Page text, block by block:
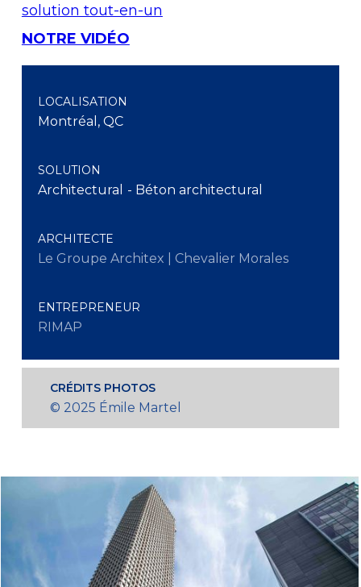
solution tout-en-un
NOTRE VIDÉO
LOCALISATION
Montréal, QC
SOLUTION
Architectural - Béton architectural
ARCHITECTE
Le Groupe Architex | Chevalier Morales
ENTREPRENEUR
RIMAP
CRÉDITS PHOTOS
© 2025 Émile Martel